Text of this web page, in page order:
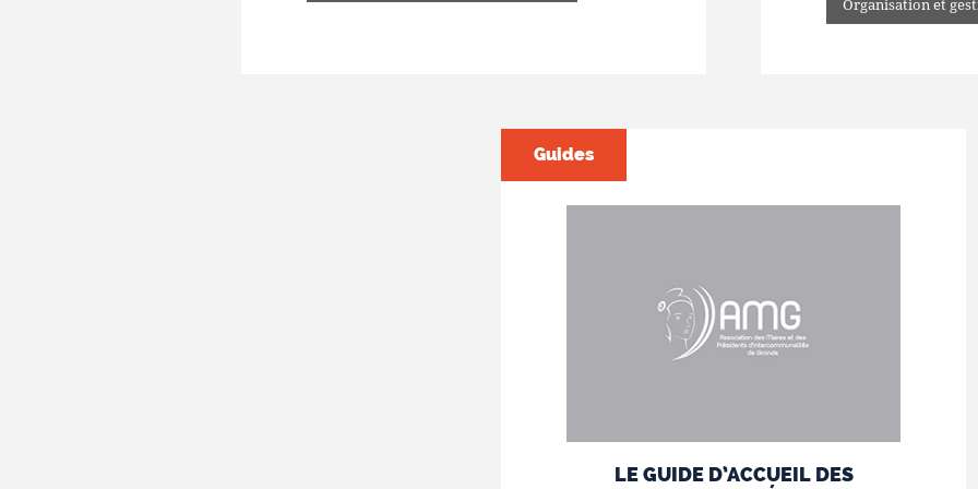
LE GUIDE D’ACCUEIL DES
Guides